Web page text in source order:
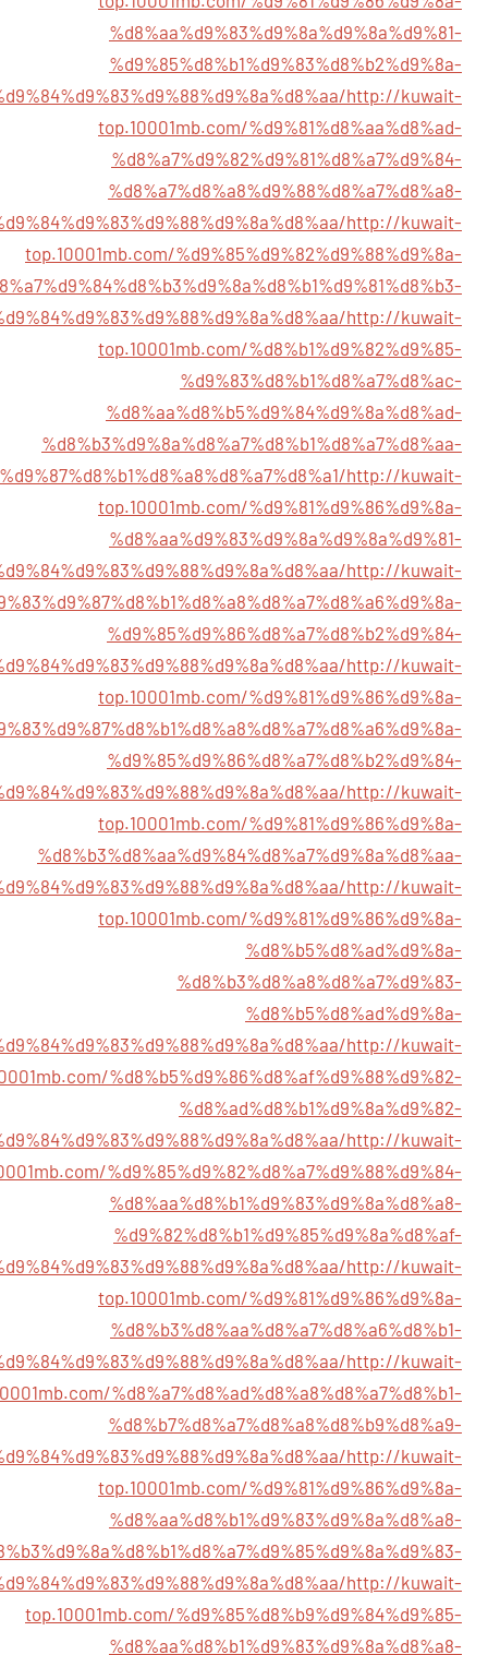
%d8%aa%d9%83%d9%8a%d9%8a%d9%81-
%d9%85%d8%b1%d9%83%d8%b2%d9%8a-
http://kuwait-
top.10001mb.com/%d9%81%d8%aa%d8%ad-
%d8%a7%d9%82%d9%81%d8%a7%d9%84-
%d8%a7%d8%a8%d9%88%d8%a7%d8%a8-
http://kuwait-
top.10001mb.com/%d9%85%d9%82%d9%88%d9%8a-
http://kuwait-
top.10001mb.com/%d8%b1%d9%82%d9%85-
%d9%83%d8%b1%d8%a7%d8%ac-
%d8%aa%d8%b5%d9%84%d9%8a%d8%ad-
%d8%b3%d9%8a%d8%a7%d8%b1%d8%a7%d8%aa-
http://kuwait-
top.10001mb.com/%d9%81%d9%86%d9%8a-
%d8%aa%d9%83%d9%8a%d9%8a%d9%81-
http://kuwait-
%d9%85%d9%86%d8%a7%d8%b2%d9%84-
http://kuwait-
top.10001mb.com/%d9%81%d9%86%d9%8a-
%d9%85%d9%86%d8%a7%d8%b2%d9%84-
http://kuwait-
top.10001mb.com/%d9%81%d9%86%d9%8a-
%d8%b3%d8%aa%d9%84%d8%a7%d9%8a%d8%aa-
http://kuwait-
top.10001mb.com/%d9%81%d9%86%d9%8a-
%d8%b5%d8%ad%d9%8a-
%d8%b3%d8%a8%d8%a7%d9%83-
%d8%b5%d8%ad%d9%8a-
http://kuwait-
%d8%b5%d9%86%d8%af%d9%88%d9%82-
%d8%ad%d8%b1%d9%8a%d9%82-
http://kuwait-
%d9%85%d9%82%d8%a7%d9%88%d9%84-
%d8%aa%d8%b1%d9%83%d9%8a%d8%a8-
%d9%82%d8%b1%d9%85%d9%8a%d8%af-
http://kuwait-
top.10001mb.com/%d9%81%d9%86%d9%8a-
%d8%b3%d8%aa%d8%a7%d8%a6%d8%b1-
http://kuwait-
%d8%a7%d8%ad%d8%a8%d8%a7%d8%b1-
%d8%b7%d8%a7%d8%a8%d8%b9%d8%a9-
http://kuwait-
top.10001mb.com/%d9%81%d9%86%d9%8a-
%d8%aa%d8%b1%d9%83%d9%8a%d8%a8-
http://kuwait-
top.10001mb.com/%d9%85%d8%b9%d9%84%d9%85-
%d8%aa%d8%b1%d9%83%d9%8a%d8%a8-